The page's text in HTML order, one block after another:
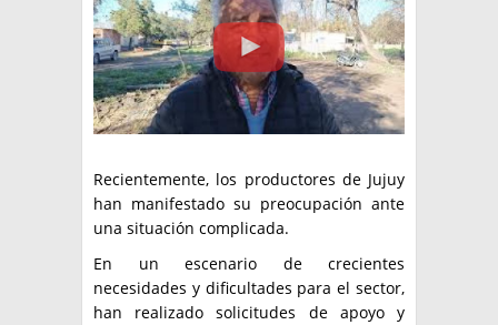
Recientemente, los productores de Jujuy
han manifestado su preocupación ante
una situación complicada.
En un escenario de crecientes
necesidades y dificultades para el sector,
han realizado solicitudes de apoyo y